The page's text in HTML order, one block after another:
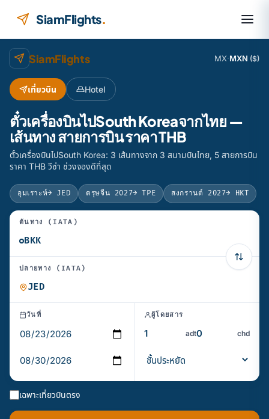
SiamFlights.
SiamFlights MX·MXN ($)
เที่ยวบิน Hotel
ตั๋วเครื่องบินไปSouth Koreaจากไทย —
เส้นทาง สายการบิน ราคา THB
ตั๋วเครื่องบินไปSouth Korea: 3 เส้นทางจาก 3 สนามบินไทย, 5 สายการบิน
ราคา THB วีซ่า ช่วงจองดีที่สุด
อุมเราะห์→ JED ตรุษจีน 2027→ TPE สงกรานต์ 2027→ HKT
ต้นทาง (IATA)
ปลายทาง (IATA)
วันที่ ผู้โดยสาร
adt chd
เฉพาะเที่ยวบินตรง